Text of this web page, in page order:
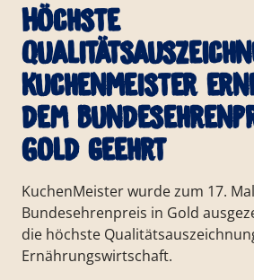
Höchste
KuchenMeister
dem
Gold geehrt
KuchenMeister wurde zum 17.
Bundesehrenpreis in Gold
die höchste
Ernährungswirtschaft.